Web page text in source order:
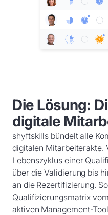
Die Lösung:
digitale
shyftskills bündelt alle
digitalen Mitarbeiterakte.
Lebenszyklus einer
über die Validierung bis
an die Rezertifizierung.
Qualifizierungsmatrix
aktiven Management-